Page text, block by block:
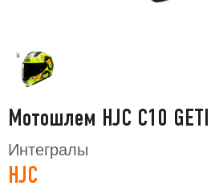
Мотошлем HJC C10
Интегралы
HJC